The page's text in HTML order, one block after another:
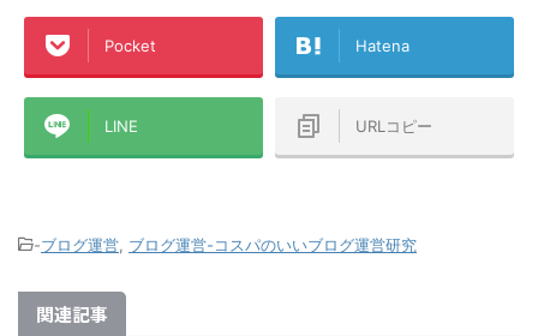
と思い
TV（新宿ケーブル）で、このアパー
トに来てからはauひかり
→WiMAX→WiMAX2+→楽天ひかりテ
ザリング→楽天ひかり（マンションタ
イプ・光配線方式）です ...
ラに分散してい
Pocket Hatena
LINE URLコピー
-ブログ運営 ブログ運営-コスパのいいブログ運営研究
関連記事